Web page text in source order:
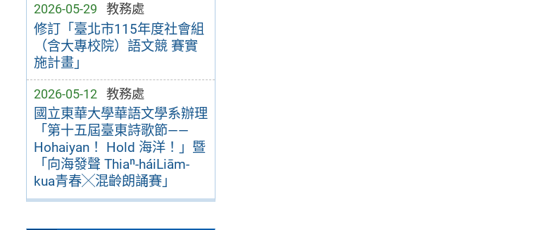
2026-05-29 教務處
修訂「臺北市115年度社會組
（含大專校院）語文競 賽實
施計畫」
2026-05-12 教務處
國立東華大學華語文學系辦理
「第十五屆臺東詩歌節——
Hohaiyan！ Hold 海洋！」暨
「向海發聲 Thiaⁿ-háiLiām-
kua青春╳混齡朗誦賽」